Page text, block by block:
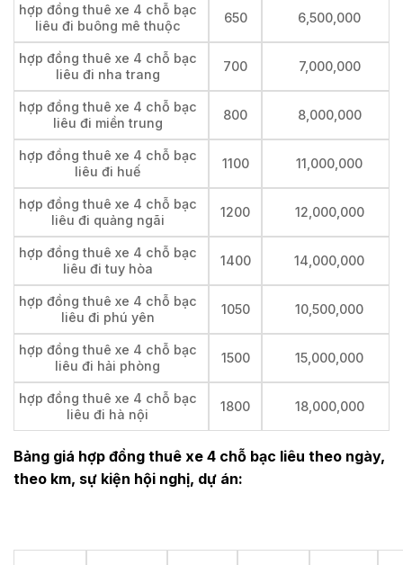
hợp đồng thuê xe 4 chỗ bạc
liêu đi buông mê thuộc
650 6,500,000
hợp đồng thuê xe 4 chỗ bạc
liêu đi nha trang
700 7,000,000
hợp đồng thuê xe 4 chỗ bạc
liêu đi miền trung
800 8,000,000
hợp đồng thuê xe 4 chỗ bạc
liêu đi huế
1100 11,000,000
hợp đồng thuê xe 4 chỗ bạc
liêu đi quảng ngãi
1200 12,000,000
hợp đồng thuê xe 4 chỗ bạc
liêu đi tuy hòa
1400 14,000,000
hợp đồng thuê xe 4 chỗ bạc
liêu đi phú yên
1050 10,500,000
hợp đồng thuê xe 4 chỗ bạc
liêu đi hải phòng
1500 15,000,000
hợp đồng thuê xe 4 chỗ bạc
liêu đi hà nội
1800 18,000,000
Bảng giá hợp đồng thuê xe 4 chỗ bạc liêu theo ngày,
theo km, sự kiện hội nghị, dự án: